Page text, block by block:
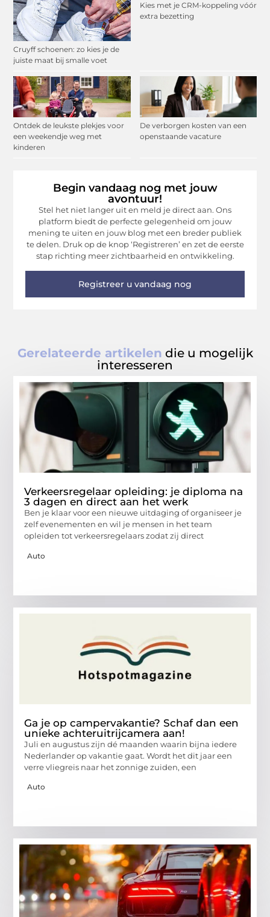
Cruyff schoenen: zo kies je de
juiste maat bij smalle voet
Kies met je CRM-koppeling vóór
extra bezetting
Ontdek de leukste plekjes voor
een weekendje weg met
kinderen
De verborgen kosten van een
openstaande vacature
Begin vandaag nog met jouw
avontuur!
Stel het niet langer uit en meld je direct aan. Ons
platform biedt de perfecte gelegenheid om jouw
mening te uiten en jouw blog met een breder publiek
te delen. Druk op de knop ‘Registreren’ en zet de eerste
stap richting meer zichtbaarheid en ontwikkeling.
Registreer u vandaag nog
Gerelateerde artikelen die u mogelijk
interesseren
Verkeersregelaar opleiding: je diploma na
3 dagen en direct aan het werk
Ben je klaar voor een nieuwe uitdaging of organiseer je
zelf evenementen en wil je mensen in het team
opleiden tot verkeersregelaars zodat zij direct
Auto
Ga je op campervakantie? Schaf dan een
unieke achteruitrijcamera aan!
Juli en augustus zijn dé maanden waarin bijna iedere
Nederlander op vakantie gaat. Wordt het dit jaar een
verre vliegreis naar het zonnige zuiden, een
Auto